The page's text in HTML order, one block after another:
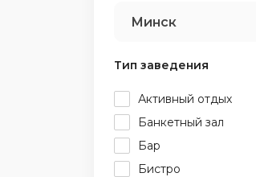
Минск
Тип заведения
Активный отдых
Банкетный зал
Бар
Бистро